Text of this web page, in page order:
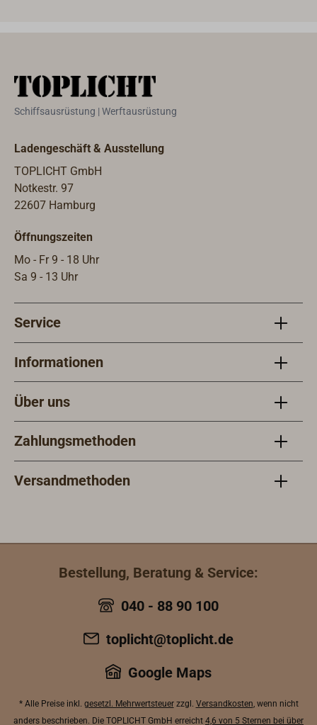
Schiffsausrüstung | Werftausrüstung
Ladengeschäft & Ausstellung
TOPLICHT GmbH
Notkestr. 97
22607 Hamburg
Öffnungszeiten
Mo - Fr 9 - 18 Uhr
Sa 9 - 13 Uhr
Service
Informationen
Über uns
Zahlungsmethoden
Versandmethoden
Bestellung, Beratung & Service:
040 - 88 90 100
toplicht@toplicht.de
Google Maps
* Alle Preise inkl. gesetzl. Mehrwertsteuerzzgl. Versandkosten, wenn nicht
anders beschrieben. Die TOPLICHT GmbH erreicht 4,6 von 5 Sternen bei über